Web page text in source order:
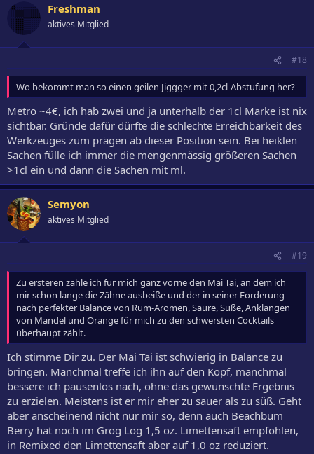
Freshman
aktives Mitglied
#18
Wo bekommt man so einen geilen Jiggger mit 0,2cl-Abstufung her?
Metro ~4€, ich hab zwei und ja unterhalb der 1cl Marke ist nix
sichtbar. Gründe dafür dürfte die schlechte Erreichbarkeit des
Werkzeuges zum prägen ab dieser Position sein. Bei heiklen
Sachen fülle ich immer die mengenmässig größeren Sachen
>1cl ein und dann die Sachen mit ml.
Semyon
aktives Mitglied
#19
Zu ersteren zähle ich für mich ganz vorne den Mai Tai, an dem ich
mir schon lange die Zähne ausbeiße und der in seiner Forderung
nach perfekter Balance von Rum-Aromen, Säure, Süße, Anklängen
von Mandel und Orange für mich zu den schwersten Cocktails
überhaupt zählt.
Ich stimme Dir zu. Der Mai Tai ist schwierig in Balance zu
bringen. Manchmal treffe ich ihn auf den Kopf, manchmal
bessere ich pausenlos nach, ohne das gewünschte Ergebnis
zu erzielen. Meistens ist er mir eher zu sauer als zu süß. Geht
aber anscheinend nicht nur mir so, denn auch Beachbum
Berry hat noch im Grog Log 1,5 oz. Limettensaft empfohlen,
in Remixed den Limettensaft aber auf 1,0 oz reduziert.